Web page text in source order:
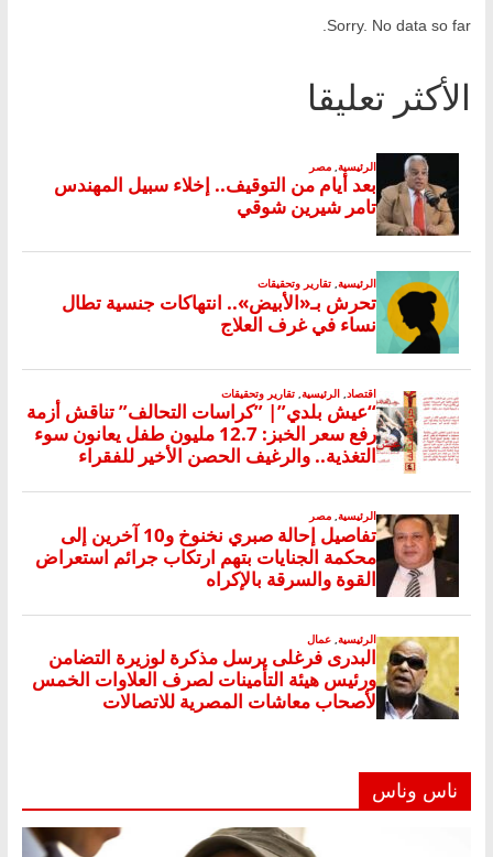
Sorry. No data so far.
الأكثر تعليقا
ناس وناس